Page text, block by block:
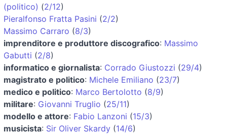
(politico) (2/12)
Pieralfonso Fratta Pasini (2/2)
Massimo Carraro (8/3)
imprenditore e produttore discografico: Massimo
Gabutti (2/8)
informatico e giornalista: Corrado Giustozzi (29/4)
magistrato e politico: Michele Emiliano (23/7)
medico e politico: Marco Bertolotto (8/9)
militare: Giovanni Truglio (25/11)
modello e attore: Fabio Lanzoni (15/3)
musicista: Sir Oliver Skardy (14/6)